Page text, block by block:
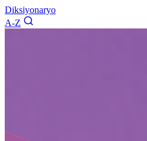
Diksiyonaryo
A-Z